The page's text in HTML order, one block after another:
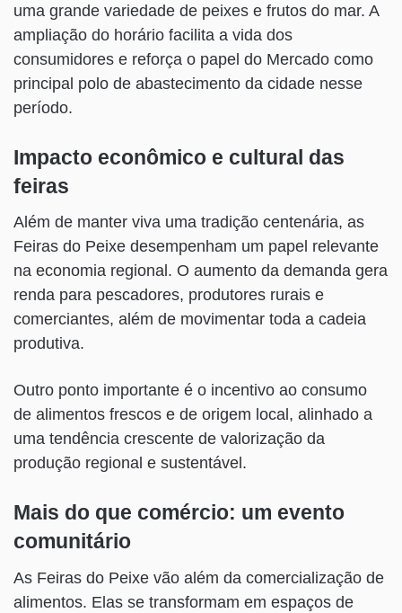
uma grande variedade de peixes e frutos do mar. A
ampliação do horário facilita a vida dos
consumidores e reforça o papel do Mercado como
principal polo de abastecimento da cidade nesse
período.
Impacto econômico e cultural das
feiras
Além de manter viva uma tradição centenária, as
Feiras do Peixe desempenham um papel relevante
na economia regional. O aumento da demanda gera
renda para pescadores, produtores rurais e
comerciantes, além de movimentar toda a cadeia
produtiva.
Outro ponto importante é o incentivo ao consumo
de alimentos frescos e de origem local, alinhado a
uma tendência crescente de valorização da
produção regional e sustentável.
Mais do que comércio: um evento
comunitário
As Feiras do Peixe vão além da comercialização de
alimentos. Elas se transformam em espaços de